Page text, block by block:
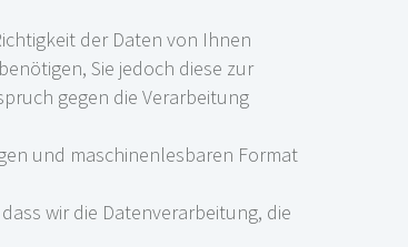
der Daten von Ihnen
Sie jedoch diese zur
gegen die Verarbeitung
und maschinenlesbaren Format
wir die Datenverarbeitung, die